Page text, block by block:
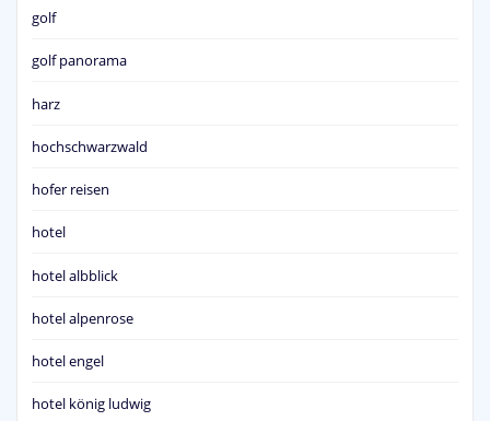
golf
golf panorama
harz
hochschwarzwald
hofer reisen
hotel
hotel albblick
hotel alpenrose
hotel engel
hotel könig ludwig